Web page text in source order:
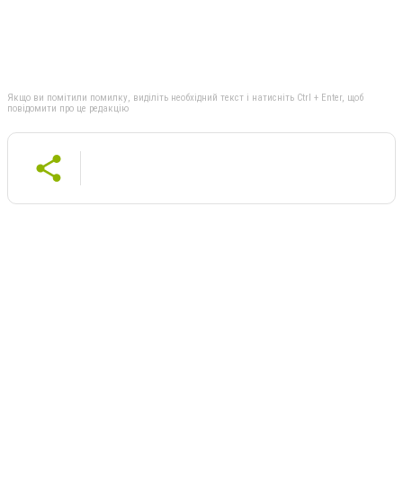
Якщо ви помітили помилку, виділіть необхідний текст і натисніть Ctrl + Enter, щоб
повідомити про це редакцію